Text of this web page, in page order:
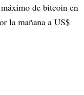
de bitcoin en
la mañana a US$